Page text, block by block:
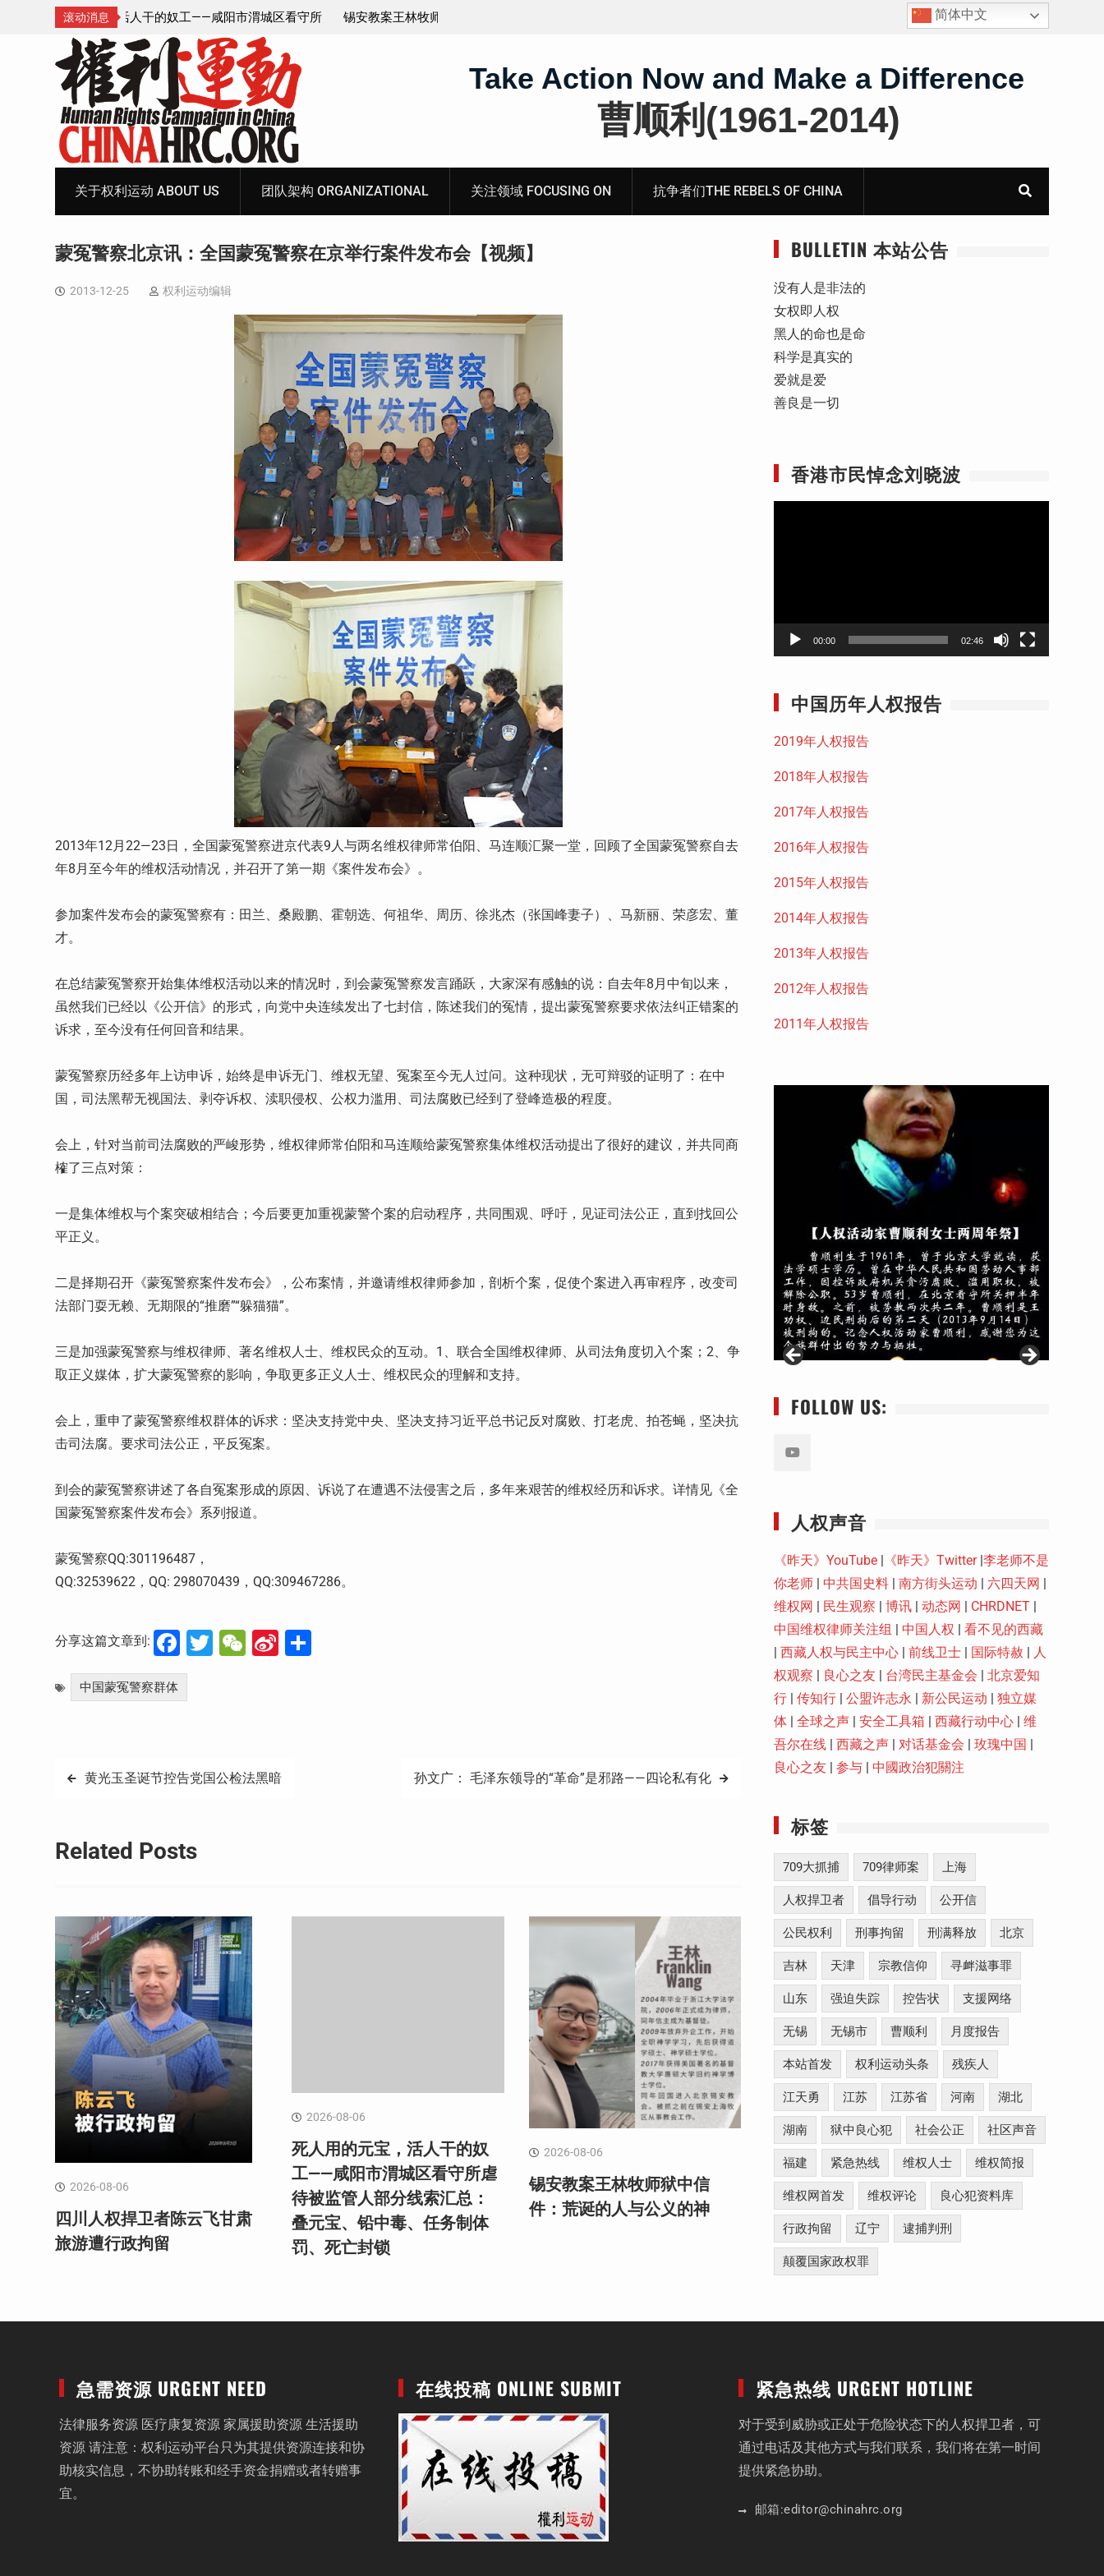
滚动消息
阳市渭城区看守所
宝、铅中毒、任务制
锡安教案王林牧师狱中信件：荒诞的人与公义的神 四川人权捍卫者陈云飞甘肃旅游遭行政拘留
简体中文
Take Action Now and Make a Difference
曹顺利(1961-2014)
关于权利运动 ABOUT US 团队架构 ORGANIZATIONAL 关注领域 FOCUSING ON 抗争者们THE REBELS OF CHINA
蒙冤警察北京讯：全国蒙冤警察在京举行案件发布会【视频】
2013-12-25 权利运动编辑
2013年12月22—23日，全国蒙冤警察进京代表9人与两名维权律师常伯阳、马连顺汇聚一堂，回顾了全国蒙冤警察自去
年8月至今年的维权活动情况，并召开了第一期《案件发布会》。
参加案件发布会的蒙冤警察有：田兰、桑殿鹏、霍朝选、何祖华、周历、徐兆杰（张国峰妻子）、马新丽、荣彦宏、董
才。
在总结蒙冤警察开始集体维权活动以来的情况时，到会蒙冤警察发言踊跃，大家深有感触的说：自去年8月中旬以来，
虽然我们已经以《公开信》的形式，向党中央连续发出了七封信，陈述我们的冤情，提出蒙冤警察要求依法纠正错案的
诉求，至今没有任何回音和结果。
蒙冤警察历经多年上访申诉，始终是申诉无门、维权无望、冤案至今无人过问。这种现状，无可辩驳的证明了：在中
国，司法黑帮无视国法、剥夺诉权、渎职侵权、公权力滥用、司法腐败已经到了登峰造极的程度。
会上，针对当前司法腐败的严峻形势，维权律师常伯阳和马连顺给蒙冤警察集体维权活动提出了很好的建议，并共同商
榷了三点对策：
一是集体维权与个案突破相结合；今后要更加重视蒙警个案的启动程序，共同围观、呼吁，见证司法公正，直到找回公
平正义。
二是择期召开《蒙冤警察案件发布会》，公布案情，并邀请维权律师参加，剖析个案，促使个案进入再审程序，改变司
法部门耍无赖、无期限的“推磨”“躲猫猫”。
三是加强蒙冤警察与维权律师、著名维权人士、维权民众的互动。1、联合全国维权律师、从司法角度切入个案；2、争
取正义媒体，扩大蒙冤警察的影响，争取更多正义人士、维权民众的理解和支持。
会上，重申了蒙冤警察维权群体的诉求：坚决支持党中央、坚决支持习近平总书记反对腐败、打老虎、拍苍蝇，坚决抗
击司法腐。要求司法公正，平反冤案。
到会的蒙冤警察讲述了各自冤案形成的原因、诉说了在遭遇不法侵害之后，多年来艰苦的维权经历和诉求。详情见《全
国蒙冤警察案件发布会》系列报道。
蒙冤警察QQ:301196487，
QQ:32539622，QQ: 298070439，QQ:309467286。
分享这篇文章到: Facebook
Twitter
WeChat
Sina
中国蒙冤警察群体
文
导
黄光玉圣诞节控告党国公检法黑暗 孙文广： 毛泽东领导的“革命”是邪路——四论私有化
Related Posts
2026-08-06
四川人权捍卫者陈云飞甘肃
旅游遭行政拘留
2026-08-06
死人用的元宝，活人干的奴
工——咸阳市渭城区看守所虐
待被监管人部分线索汇总：
叠元宝、铅中毒、任务制体
罚、死亡封锁
2026-08-06
锡安教案王林牧师狱中信
件：荒诞的人与公义的神
BULLETIN 本站公告
没有人是非法的
女权即人权
黑人的命也是命
科学是真实的
爱就是爱
善良是一切
香港市民悼念刘晓波
00:00 02:46
中国历年人权报告
2019年人权报告
2018年人权报告
2017年人权报告
2016年人权报告
2015年人权报告
2014年人权报告
2013年人权报告
2012年人权报告
2011年人权报告
FOLLOW US:
人权声音
《昨天》YouTube | 《昨天》Twitter|李老师不是
你老师 | 中共国史料 | 南方街头运动 | 六四天网 |
维权网 | 民生观察 | 博讯 | 动态网 | CHRDNET |
中国维权律师关注组 | 中国人权 | 看不见的西藏
| 西藏人权与民主中心 | 前线卫士 | 国际特赦 | 人
权观察 | 良心之友 | 台湾民主基金会 | 北京爱知
行 | 传知行 | 公盟许志永 | 新公民运动 | 独立媒
体 | 全球之声 | 安全工具箱 | 西藏行动中心 | 维
吾尔在线 | 西藏之声 | 对话基金会 | 玫瑰中国 |
良心之友 | 参与 | 中國政治犯關注
标签
709大抓捕 709律师案 上海
人权捍卫者 倡导行动 公开信
公民权利 刑事拘留 刑满释放 北京
吉林 天津 宗教信仰 寻衅滋事罪
山东 强迫失踪 控告状 支援网络
无锡 无锡市 曹顺利 月度报告
本站首发 权利运动头条 残疾人
江天勇 江苏 江苏省 河南 湖北
湖南 狱中良心犯 社会公正 社区声音
福建 紧急热线 维权人士 维权简报
维权网首发 维权评论 良心犯资料库
行政拘留 辽宁 逮捕判刑
颠覆国家政权罪
急需资源 URGENT NEED
法律服务资源 医疗康复资源 家属援助资源 生活援助
资源 请注意：权利运动平台只为其提供资源连接和协
助核实信息，不协助转账和经手资金捐赠或者转赠事
宜。
在线投稿 ONLINE SUBMIT 紧急热线 URGENT HOTLINE
对于受到威胁或正处于危险状态下的人权捍卫者，可
通过电话及其他方式与我们联系，我们将在第一时间
提供紧急协助。
邮箱:editor@chinahrc.org